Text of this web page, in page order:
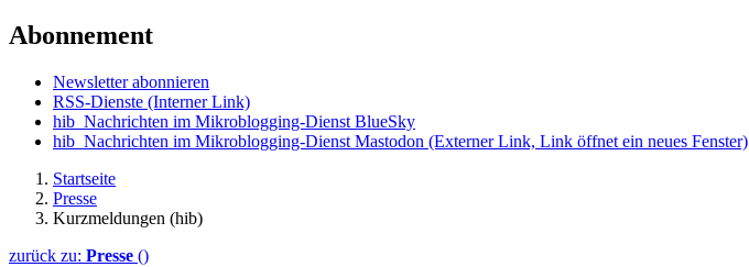
Abonnement
Newsletter abonnieren
RSS-Dienste (Interner Link)
hib_Nachrichten im Mikroblogging-Dienst BlueSky
hib_Nachrichten im Mikroblogging-Dienst Mastodon (Externer Link, Link öffnet ein neues Fenster)
Startseite
Presse
Kurzmeldungen (hib)
zurück zu: Presse ()